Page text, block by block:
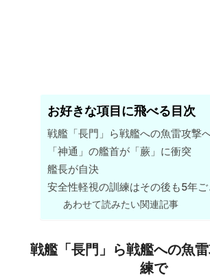
お好きな項目に飛べる目次
戦艦「長門」ら戦艦への魚雷攻撃
「神通」の艦首が「蕨」に衝突
艦長が自決
安全性軽視の訓練はその後も5年
あわせて読みたい関連記事
戦艦「長門」ら戦艦への魚雷
練で